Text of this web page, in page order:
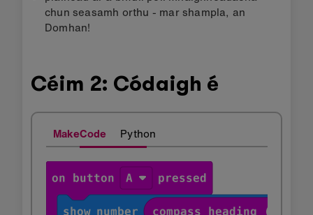
chun seasamh orthu - mar shampla, an
Domhan!
Céim 2: Códaigh é
MakeCode Python